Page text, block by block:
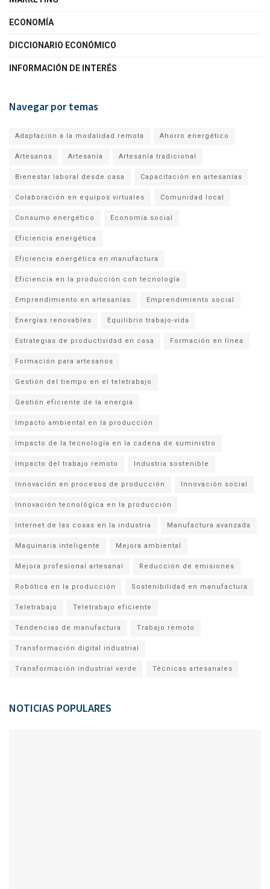
ECONOMÍA
DICCIONARIO ECONÓMICO
INFORMACIÓN DE INTERÉS
Navegar por temas
Adaptación a la modalidad remota Ahorro energético
Artesanos Artesanía Artesanía tradicional
Bienestar laboral desde casa Capacitación en artesanías
Colaboración en equipos virtuales Comunidad local
Consumo energético Economía social
Eficiencia energética
Eficiencia energética en manufactura
Eficiencia en la producción con tecnología
Emprendimiento en artesanías Emprendimiento social
Energías renovables Equilibrio trabajo-vida
Estrategias de productividad en casa Formación en línea
Formación para artesanos
Gestión del tiempo en el teletrabajo
Gestión eficiente de la energía
Impacto ambiental en la producción
Impacto de la tecnología en la cadena de suministro
Impacto del trabajo remoto Industria sostenible
Innovación en procesos de producción Innovación social
Innovación tecnológica en la producción
Internet de las cosas en la industria Manufactura avanzada
Maquinaria inteligente Mejora ambiental
Mejora profesional artesanal Reducción de emisiones
Robótica en la producción Sostenibilidad en manufactura
Teletrabajo Teletrabajo eficiente
Tendencias de manufactura Trabajo remoto
Transformación digital industrial
Transformación industrial verde Técnicas artesanales
NOTICIAS POPULARES